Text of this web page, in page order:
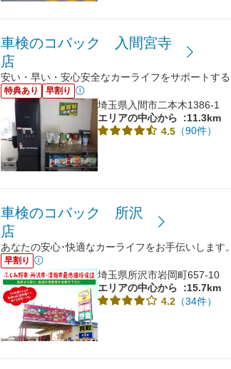
車検のコバック 入間宮寺
店
安い・早い・安心安全なカーライフをサポートす
特典あり 早割り
埼玉県入間市二本木1386-1
エリアの中心から
:11.3km
4.5 （90件）
車検のコバック 所沢
店
あなたの安心･快適なカーライフをお手伝いします
早割り
埼玉県所沢市岩岡町657-10
エリアの中心から
:15.7km
4.2 （34件）